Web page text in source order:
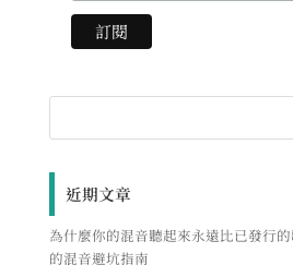
近期文章
為什麼你的混音聽起來永遠比已發行
的混音避坑指南